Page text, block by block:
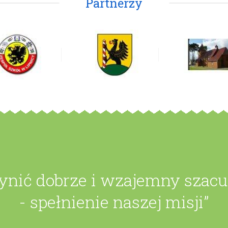
dobrze i wzajemny
- spełnienie naszej misji”